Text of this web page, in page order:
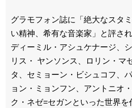
グラモフォン誌に「絶大なスタ
い精神、希有な音楽家」と評さ
ディーミル・アシュケナージ、
リス・ ヤンソンス、ロリン・マ
タ、セミョーン・ビシュコフ、
ョン・ミョンフン、アントニオ
ク・ネゼ=セガンといった世界を